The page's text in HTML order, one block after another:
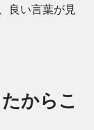
良い言葉が見
からこ